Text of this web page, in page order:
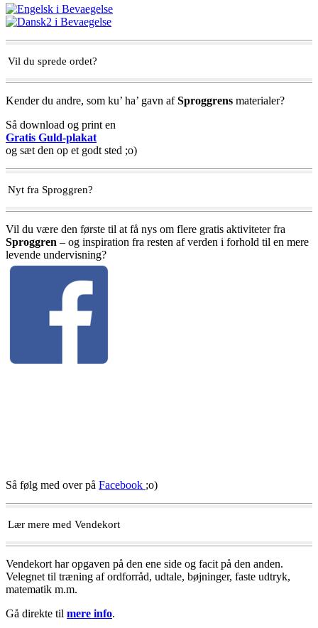
Vil du sprede ordet?
Kender du andre, som ku’ ha’ gavn afSproggrens materialer?
Så download og print en
Gratis Guld-plakat
og sæt den op et godt sted ;o)
Nyt fra Sproggren?
Vil du være den første til at få nys om flere gratis aktiviteter fra
Sproggren – og inspiration fra resten af verden i forhold til en mere
levende undervisning?
Så følg med over på Facebook ;o)
Lær mere med Vendekort
Vendekort har opgaven på den ene side og facit på den anden.
Velegnet til træning af ordforråd, udtale, bøjninger, faste udtryk,
matematik m.m.
Gå direkte til mere info.